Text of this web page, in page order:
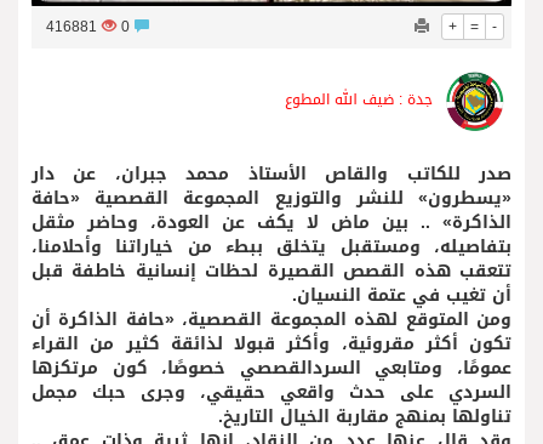
+ = -
416881
جدة : ضيف الله المطوع
صدر للكاتب والقاص الأستاذ محمد جبران، عن دار
«يسطرون» للنشر والتوزيع المجموعة القصصية «حافة
الذاكرة» .. بين ماض لا يكف عن العودة، وحاضر مثقل
بتفاصيله، ومستقبل يتخلق ببطء من خياراتنا وأحلامنا،
تتعقب هذه القصص القصيرة لحظات إنسانية خاطفة قبل
أن تغيب في عتمة النسيان.
ومن المتوقع لهذه المجموعة القصصية، «حافة الذاكرة أن
تكون أكثر مقروئية، وأكثر قبولا لذائقة كثير من القراء
عمومًا، ومتابعي السردالقصصي خصوصًا، كون مرتكزها
السردي على حدث واقعي حقيقي، وجرى حبك مجمل
تناولها بمنهج مقاربة الخيال التاريخ.